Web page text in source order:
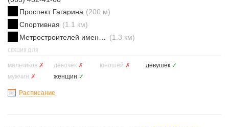
Проспект Гагарина (200 м)
Спортивная (1.1 км)
(1.3 км)
СЕКЦИЯ ДЛЯ
мальчиков ✗ девочек ✗ юношей ✗ девушек ✓
мужчин ✗ женщин ✓
Расписание